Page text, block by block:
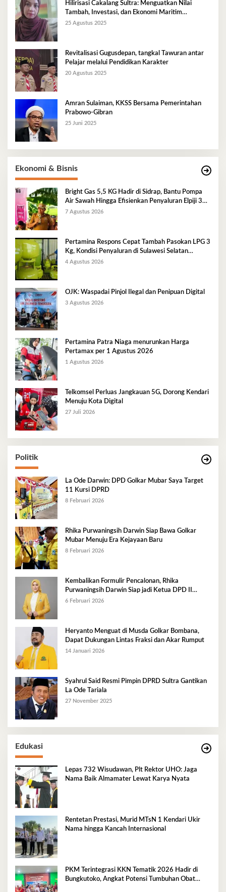
Hilirisasi Cakalang Sultra: Menguatkan Nilai
Tambah, Investasi, dan Ekonomi Maritim
Berkelanjutan
25 Agustus 2025
Revitalisasi Gugusdepan, tangkal Tawuran antar
Pelajar melalui Pendidikan Karakter
20 Agustus 2025
Amran Sulaiman, KKSS Bersama Pemerintahan
Prabowo-Gibran
25 Juni 2025
Ekonomi & Bisnis
Bright Gas 5,5 KG Hadir di Sidrap, Bantu Pompa
Air Sawah Hingga Efisienkan Penyaluran Elpiji 3
Kg
7 Agustus 2026
Pertamina Respons Cepat Tambah Pasokan LPG 3
Kg, Kondisi Penyaluran di Sulawesi Selatan
Berlangsung Kondusif
4 Agustus 2026
OJK: Waspadai Pinjol Ilegal dan Penipuan Digital
3 Agustus 2026
Pertamina Patra Niaga menurunkan Harga
Pertamax per 1 Agustus 2026
1 Agustus 2026
Telkomsel Perluas Jangkauan 5G, Dorong Kendari
Menuju Kota Digital
27 Juli 2026
Politik
La Ode Darwin: DPD Golkar Mubar Saya Target
11 Kursi DPRD
8 Februari 2026
Rhika Purwaningsih Darwin Siap Bawa Golkar
Mubar Menuju Era Kejayaan Baru
8 Februari 2026
Kembalikan Formulir Pencalonan, Rhika
Purwaningsih Darwin Siap jadi Ketua DPD II
Golkar Mubar
6 Februari 2026
Heryanto Menguat di Musda Golkar Bombana,
Dapat Dukungan Lintas Fraksi dan Akar Rumput
14 Januari 2026
Syahrul Said Resmi Pimpin DPRD Sultra Gantikan
La Ode Tariala
27 November 2025
Edukasi
Lepas 732 Wisudawan, Plt Rektor UHO: Jaga
Nama Baik Almamater Lewat Karya Nyata
Rentetan Prestasi, Murid MTsN 1 Kendari Ukir
Nama hingga Kancah Internasional
PKM Terintegrasi KKN Tematik 2026 Hadir di
Bungkutoko, Angkat Potensi Tumbuhan Obat